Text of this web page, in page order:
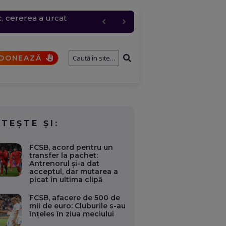
cererea a urcat
logistic cheie
consilier
analizat de SRI
interese. Ce case,
ȘI:
FCSB, acord pentru un
transfer la pachet:
Antrenorul și-a dat
acceptul, dar mutarea a
picat în ultima clipă
FCSB, afacere de 500 de
mii de euro: Cluburile s-au
înțeles în ziua meciului